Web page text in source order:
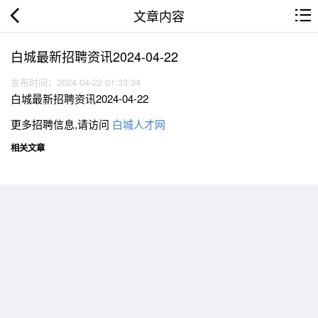
文章内容
白城最新招聘资讯2024-04-22
发布时间：2024-04-22 01:33:34
白城最新招聘资讯2024-04-22
更多招聘信息,请访问 白城人才网
相关文章